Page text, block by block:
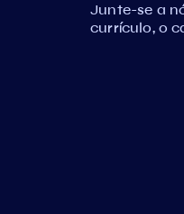
Junte-se a
currículo, o